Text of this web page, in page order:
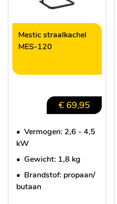
Mestic straalkachel
MES-120
€ 69,95
• Vermogen: 2,6 - 4,5
kW
• Gewicht: 1,8 kg
• Brandstof: propaan/
butaan